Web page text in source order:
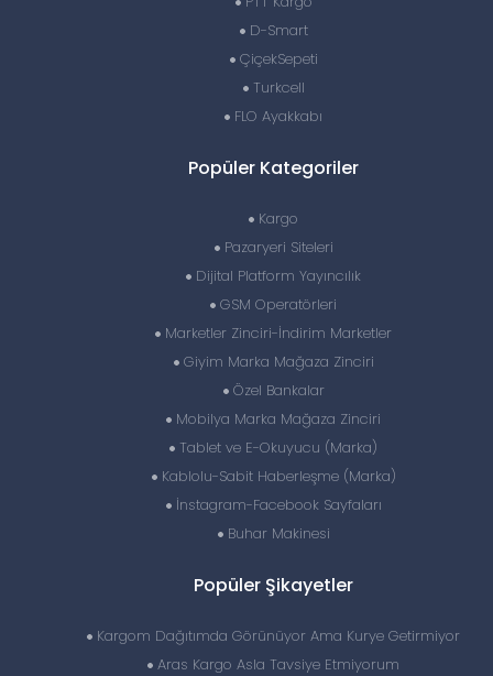
D-Smart
ÇiçekSepeti
Turkcell
FLO Ayakkabı
Popüler Kategoriler
Kargo
Pazaryeri Siteleri
Dijital Platform Yayıncılık
GSM Operatörleri
Marketler Zinciri-İndirim Marketler
Giyim Marka Mağaza Zinciri
Özel Bankalar
Mobilya Marka Mağaza Zinciri
Tablet ve E-Okuyucu (Marka)
Kablolu-Sabit Haberleşme (Marka)
İnstagram-Facebook Sayfaları
Buhar Makinesi
Popüler Şikayetler
Kargom Dağıtımda Görünüyor Ama Kurye Getirmiyor
Aras Kargo Asla Tavsiye Etmiyorum